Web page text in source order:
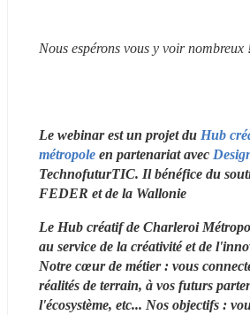
Nous espérons vous y voir nombreux
Le webinar est un projet du Hub
métropole en partenariat avec
TechnofuturTIC. Il bénéfice du
FEDER et de la Wallonie
Le Hub créatif de Charleroi
au service de la créativité et de
Notre cœur de métier : vous
réalités de terrain, à vos futurs
l'écosystème, etc... Nos objectifs :